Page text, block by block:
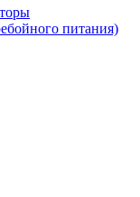
питания)